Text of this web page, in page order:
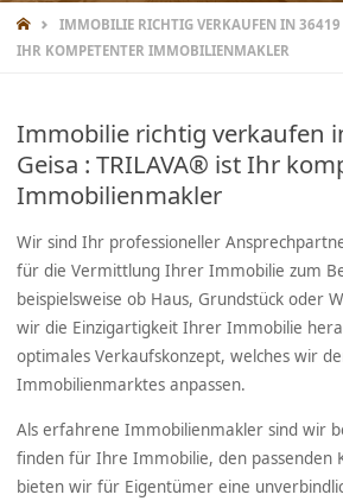
IMMOBILIE RICHTIG VERKAUFEN IN
IHR KOMPETENTER IMMOBILIENMAKLER
Immobilie richtig verkaufen
Geisa : TRILAVA® ist Ihr
Immobilienmakler
Wir sind Ihr professioneller
für die Vermittlung Ihrer Immobilie zum
beispielsweise ob Haus, Grundstück oder
wir die Einzigartigkeit Ihrer Immobilie
optimales Verkaufskonzept, welches wir
Immobilienmarktes anpassen.
Als erfahrene Immobilienmakler sind wir
finden für Ihre Immobilie, den passenden
bieten wir für Eigentümer eine